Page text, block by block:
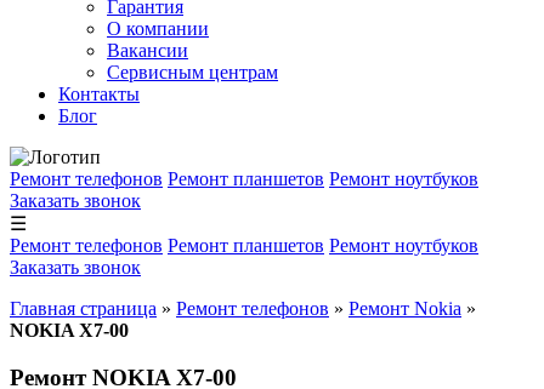
Гарантия
О компании
Вакансии
Сервисным центрам
Контакты
Блог
Ремонт телефонов Ремонт планшетов Ремонт ноутбуков
Заказать звонок
☰
Ремонт телефонов Ремонт планшетов Ремонт ноутбуков
Заказать звонок
Главная страница » Ремонт телефонов » Ремонт Nokia »
NOKIA X7-00
Ремонт NOKIA X7-00